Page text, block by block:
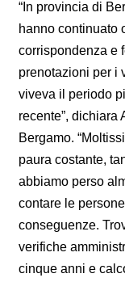
“In provincia di
hanno continuato
corrispondenza e
prenotazioni per i
viveva il periodo
recente”, dichiara
Bergamo.
paura costante,
abbiamo perso
contare le
conseguenze.
verifiche
cinque anni e